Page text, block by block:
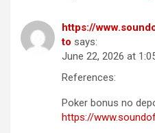
https://
to says:
June 22, 2026 at
References:
Poker bonus no
https://